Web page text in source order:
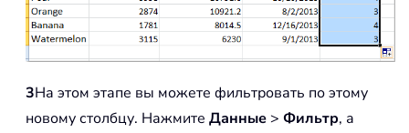
3На этом этапе вы можете фильтровать по этому
новому столбцу. Нажмите Данные > Фильтр, а